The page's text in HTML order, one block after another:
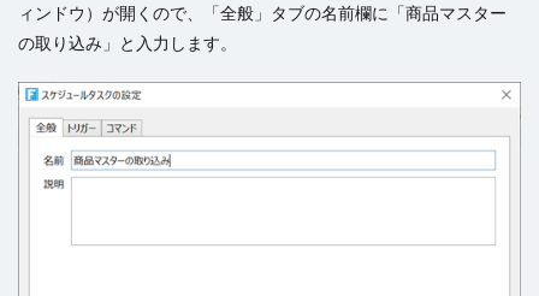
ィンドウ）が開くので、「全般」タブの名前欄に「商品マスター
の取り込み」と入力します。